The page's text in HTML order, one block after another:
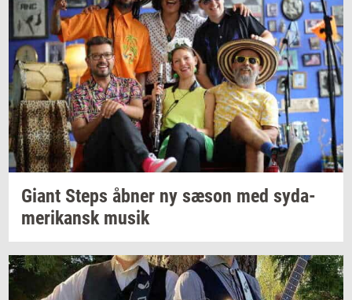
Giant Steps åbner ny sæson med sy­da­
me­ri­kansk musik